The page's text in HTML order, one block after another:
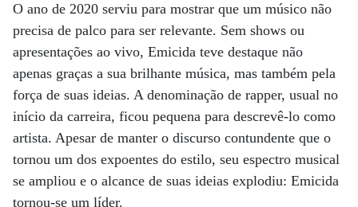
O ano de 2020 serviu para mostrar que um músico não
precisa de palco para ser relevante. Sem shows ou
apresentações ao vivo, Emicida teve destaque não
apenas graças a sua brilhante música, mas também pela
força de suas ideias. A denominação de rapper, usual no
início da carreira, ficou pequena para descrevê-lo como
artista. Apesar de manter o discurso contundente que o
tornou um dos expoentes do estilo, seu espectro musical
se ampliou e o alcance de suas ideias explodiu: Emicida
tornou-se um líder.